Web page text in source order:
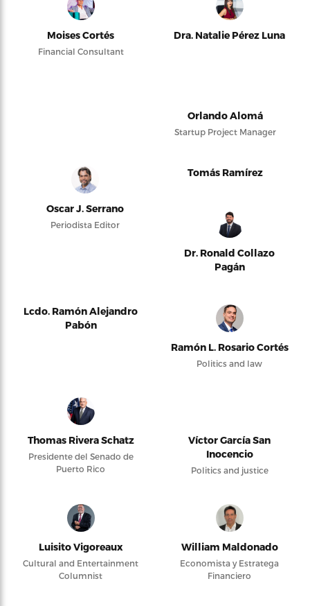
Moises Cortés
Financial Consultant
Dra. Natalie Pérez Luna
Orlando Alomá
Startup Project Manager
Oscar J. Serrano
Periodista Editor
Tomás Ramírez
Dr. Ronald Collazo
Pagán
Lcdo. Ramón Alejandro
Pabón
Ramón L. Rosario Cortés
Politics and law
Thomas Rivera Schatz
Presidente del Senado de
Puerto Rico
Víctor García San
Inocencio
Politics and justice
Luisito Vigoreaux
Cultural and Entertainment
Columnist
William Maldonado
Economista y Estratega
Financiero